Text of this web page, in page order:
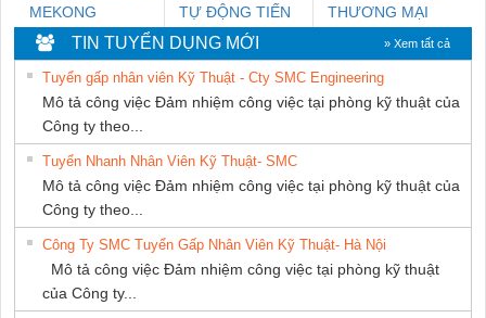
MEKONG
MARINE SUPPLY
TỰ ĐỘNG TIẾN
HƯNG
THƯƠNG MẠI
DỊCH VỤ KỸ
THUẬT ĐIỆN CƠ
GIA HƯNG
PHÁT
TIN TUYỂN DỤNG MỚI » Xem tất cả
Tuyển gấp nhân viên Kỹ Thuật - Cty SMC Engineering
Mô tả công việc Đảm nhiệm công việc tại phòng kỹ thuật của
Công ty theo...
Tuyển Nhanh Nhân Viên Kỹ Thuật- SMC
Mô tả công việc Đảm nhiệm công việc tại phòng kỹ thuật của
Công ty theo...
Công Ty SMC Tuyển Gấp Nhân Viên Kỹ Thuật- Hà Nội
Mô tả công việc Đảm nhiệm công việc tại phòng kỹ thuật
của Công ty...